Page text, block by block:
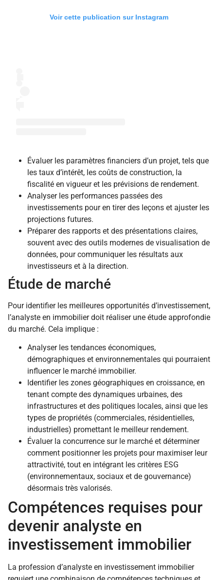
Voir cette publication sur Instagram
Évaluer les paramètres financiers d’un projet, tels que
les taux d’intérêt, les coûts de construction, la
fiscalité en vigueur et les prévisions de rendement.
Analyser les performances passées des
investissements pour en tirer des leçons et ajuster les
projections futures.
Préparer des rapports et des présentations claires,
souvent avec des outils modernes de visualisation de
données, pour communiquer les résultats aux
investisseurs et à la direction.
Étude de marché
Pour identifier les meilleures opportunités d’investissement,
l’analyste en immobilier doit réaliser une étude approfondie
du marché. Cela implique :
Analyser les tendances économiques,
démographiques et environnementales qui pourraient
influencer le marché immobilier.
Identifier les zones géographiques en croissance, en
tenant compte des dynamiques urbaines, des
infrastructures et des politiques locales, ainsi que les
types de propriétés (commerciales, résidentielles,
industrielles) promettant le meilleur rendement.
Évaluer la concurrence sur le marché et déterminer
comment positionner les projets pour maximiser leur
attractivité, tout en intégrant les critères ESG
(environnementaux, sociaux et de gouvernance)
désormais très valorisés.
Compétences requises pour
devenir analyste en
investissement immobilier
La profession d’analyste en investissement immobilier